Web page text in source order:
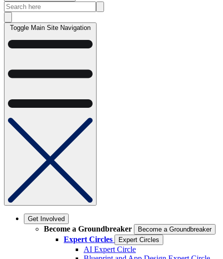
Toggle Main Site Navigation
Get Involved
Become a Groundbreaker Become a Groundbreaker
Expert Circles Expert Circles
AI Expert Circle